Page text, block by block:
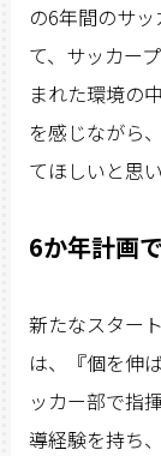
の6年間のサ
て、サッカー
まれた環境の
を感じながら
てほしいと思
6か年計画
新たなスター
は、『個を伸
ッカー部で指
導経験を持ち